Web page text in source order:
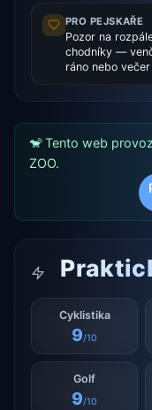
PRO PEJSKAŘE
Pozor na
chodníky —
ráno nebo večer
🐒 Tento web
ZOO.
Cyklistika
9/10
Golf
9/10